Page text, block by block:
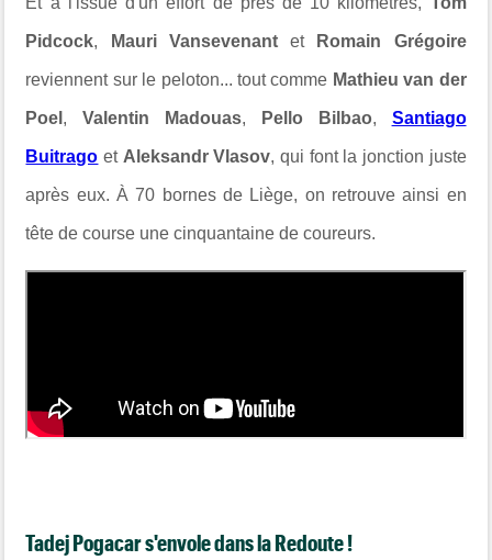
Pidcock, Mauri Vansevenantet Romain Grégoire
reviennent sur le peloton... tout comme Mathieu van der
Poel ,Valentin Madouas, Pello Bilbao, Santiago
Buitrago et Aleksandr Vlasov, qui font la jonction juste
après eux. À 70 bornes de Liège, on retrouve ainsi en
tête de course une cinquantaine de coureurs.
Tadej Pogacar s'envole dans la Redoute !